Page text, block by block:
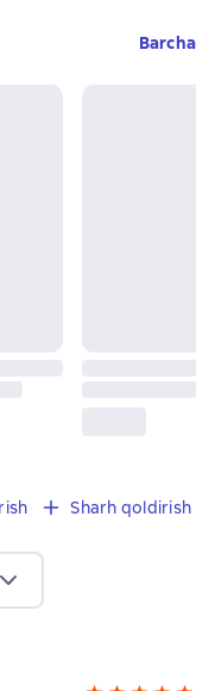
Barcha
Sharh qoldirish